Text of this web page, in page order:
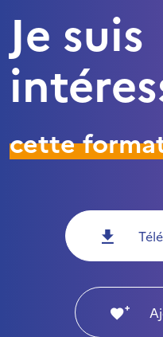
Je suis
cette